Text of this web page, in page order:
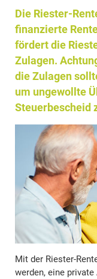
Die Riester-
finanzierte
fördert die
Zulagen.
die Zulagen
um ungewollte
Steuerbescheid
Mit der Riester-
werden, eine